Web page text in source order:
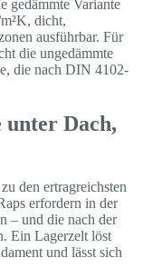
gedämmte Variante
dicht,
ausführbar. Für
die ungedämmte
die nach DIN 4102-
Dach,
den ertragreichsten
erfordern in der
– und die nach der
Ein Lagerzelt löst
und lässt sich